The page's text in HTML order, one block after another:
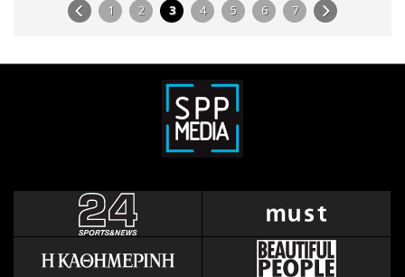
1 2 3 4 5 6 7